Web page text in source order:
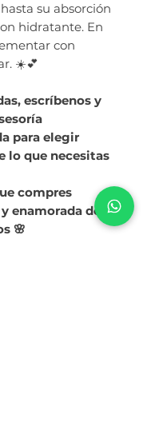
su absorción
hidratante. En
con
☀️💕
escríbenos y
para elegir
lo que necesitas
compres
enamorada de
🌸